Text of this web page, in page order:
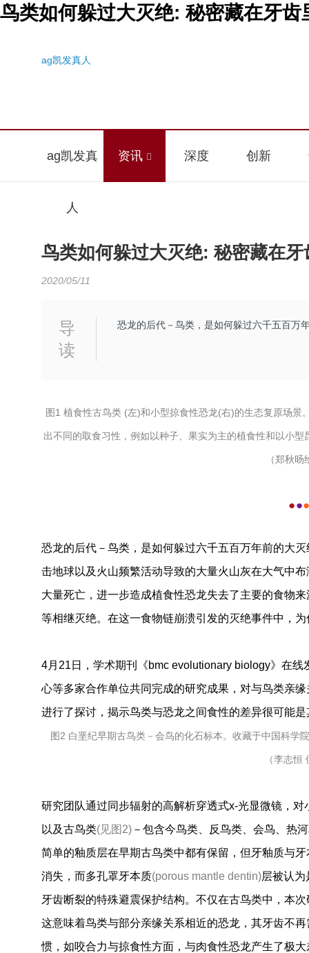
鸟类如何躲过大灭绝: 秘密藏在牙齿
ag凯发真人
ag凯发真
人
资讯 深度 创新
鸟类如何躲过大灭绝: 秘密藏在牙
2020/05/11
导
读
恐龙的后代－鸟类，是如何躲过六千五百万
图1 植食性古鸟类 (左)和小型掠食性恐龙(右)的生态复原场
出不同的取食习性，例如以种子、果实为主的植食性和以小
（郑秋旸
●●
恐龙的后代－鸟类，是如何躲过六千五百万年前的大
击地球以及火山频繁活动导致的大量火山灰在大气中
大量死亡，进一步造成植食性恐龙失去了主要的食物
等相继灭绝。在这一食物链崩溃引发的灭绝事件中，
4月21日，学术期刊《bmc evolutionary biology》在
心等多家合作单位共同完成的研究成果，对与鸟类亲
进行了探讨，揭示鸟类与恐龙之间食性的差异很可能
图2 白垩纪早期古鸟类－会鸟的化石标本。收藏于中国科学
（李志恒
研究团队通过同步辐射的高解析穿透式x-光显微镜，
以及古鸟类(见图2) －包含今鸟类、反鸟类、会鸟、热
简单的釉质层在早期古鸟类中都有保留，但牙釉质与
消失，而多孔罩牙本质(porous mantle dentin)层被认
牙齿断裂的特殊避震保护结构。不仅在古鸟类中，本
这意味着鸟类与部分亲缘关系相近的恐龙，其牙齿不
惯，如咬合力与掠食性方面，与肉食性恐龙产生了极